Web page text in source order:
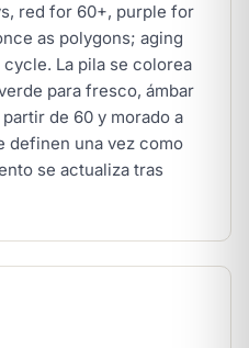
red for 60+, purple for
as polygons; aging
cycle. La pila se colorea
para fresco, ámbar
de 60 y morado a
definen una vez como
se actualiza tras